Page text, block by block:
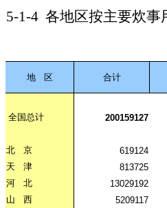
5-1-4 各地区按主要炊事
地 区 合计
全国总计 200159127
北 京 619124
天
津 813725
河
北 13029192
山
西 5209117